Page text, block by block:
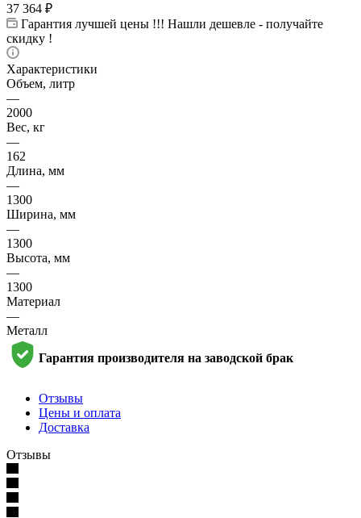
37 364 ₽
Гарантия лучшей цены !!! Нашли дешевле - получайте
скидку !
Характеристики
Объем, литр
—
2000
Вес, кг
—
162
Длина, мм
—
1300
Ширина, мм
—
1300
Высота, мм
—
1300
Материал
—
Металл
Гарантия производителя на заводской брак
Отзывы
Цены и оплата
Доставка
Отзывы